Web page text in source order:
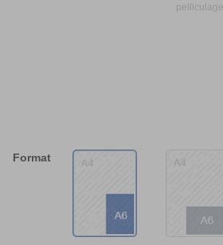
pelliculage
Format